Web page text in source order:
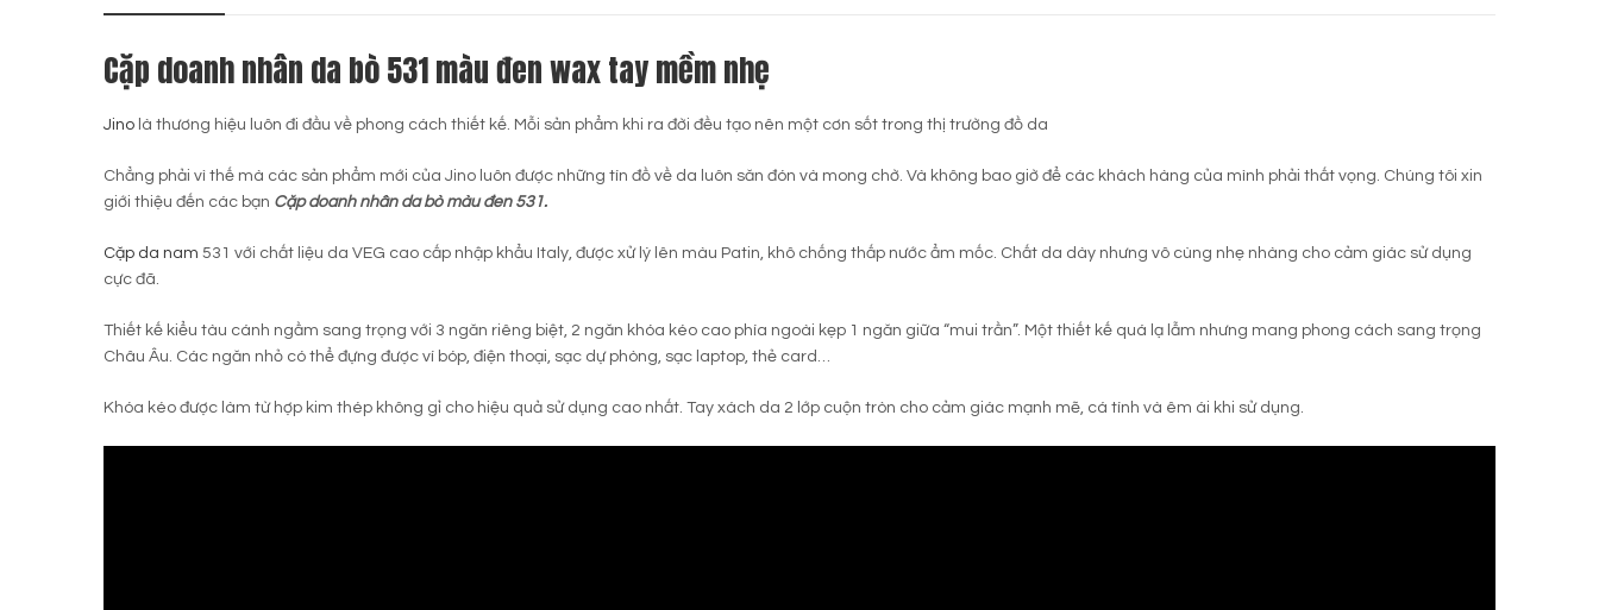
Cặp doanh nhân da bò 531 màu đen wax tay mềm nhẹ
Jino là thương hiệu luôn đi đầu về phong cách thiết kế. Mỗi sản phẩm khi ra đời đều tạo nên một cơn sốt trong thị trường đồ da
Chẳng phải vì thế mà các sản phẩm mới của Jino luôn được những tín đồ về da luôn săn đón và mong chờ. Và không bao giờ để các khách hàng của mình phải thất vọng. Chúng tôi xin
giới thiệu đến các bạn Cặp doanh nhân da bò màu đen 531.
Cặp da nam 531 với chất liệu da VEG cao cấp nhập khẩu Italy, được xử lý lên màu Patin, khô chống thấp nước ẩm mốc. Chất da dày nhưng vô cùng nhẹ nhàng cho cảm giác sử dụng
cực đã.
Thiết kế kiểu tàu cánh ngầm sang trọng với 3 ngăn riêng biệt, 2 ngăn khóa kéo cao phía ngoài kẹp 1 ngăn giữa “mui trần”. Một thiết kế quá lạ lẫm nhưng mang phong cách sang trọng
Châu Âu. Các ngăn nhỏ có thể đựng được ví bóp, điện thoại, sạc dự phòng, sạc laptop, thẻ card…
Khóa kéo được làm từ hợp kim thép không gỉ cho hiệu quả sử dụng cao nhất. Tay xách da 2 lớp cuộn tròn cho cảm giác mạnh mẽ, cá tính và êm ái khi sử dụng.